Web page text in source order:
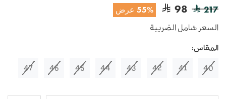
217
98 55% عرض
السعر شامل الضريبة
المقاس:
40
41
42
43
44
45
46
47